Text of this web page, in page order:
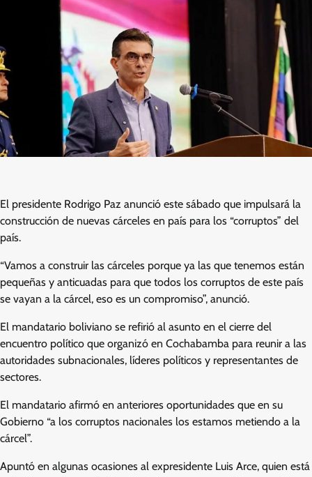
El presidente Rodrigo Paz anunció este sábado que impulsará la
construcción de nuevas cárceles en país para los “corruptos” del
país.
“Vamos a construir las cárceles porque ya las que tenemos están
pequeñas y anticuadas para que todos los corruptos de este país
se vayan a la cárcel, eso es un compromiso”, anunció.
El mandatario boliviano se refirió al asunto en el cierre del
encuentro político que organizó en Cochabamba para reunir a las
autoridades subnacionales, líderes políticos y representantes de
sectores.
El mandatario afirmó en anteriores oportunidades que en su
Gobierno “a los corruptos nacionales los estamos metiendo a la
cárcel”.
Apuntó en algunas ocasiones al expresidente Luis Arce, quien está